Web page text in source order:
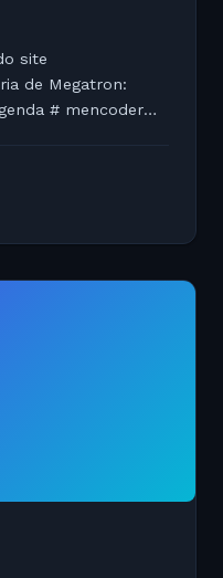
site
de Megatron:
# mencoder
-vf...